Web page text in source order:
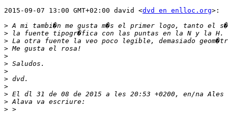
2015-09-07 13:00 GMT+02:00 david <dvd en enlloc.org>:
>
>
>
>
>
>
>
>
>
>
>
>